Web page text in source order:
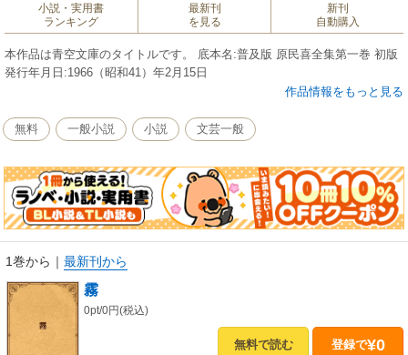
小説・実用書
ランキング
最新刊
を見る
新刊
自動購入
本作品は青空文庫のタイトルです。 底本名:普及版 原民喜全集第一巻 初版
発行年月日:1966（昭和41）年2月15日
作品情報をもっと見る
無料 一般小説 小説 文芸一般
1巻から ｜ 最新刊から
霧
0pt/0円(税込)
無料で読む 登録で¥0